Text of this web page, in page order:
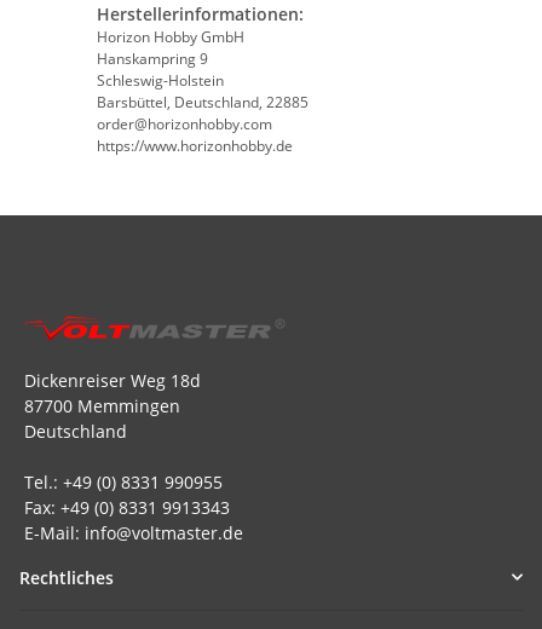
Herstellerinformationen:
Horizon Hobby GmbH
Hanskampring 9
Schleswig-Holstein
Barsbüttel, Deutschland, 22885
order@horizonhobby.com
https://www.horizonhobby.de
Dickenreiser Weg 18d
87700 Memmingen
Deutschland
Tel.: +49 (0) 8331 990955
Fax: +49 (0) 8331 9913343
E-Mail: info@voltmaster.de
Rechtliches